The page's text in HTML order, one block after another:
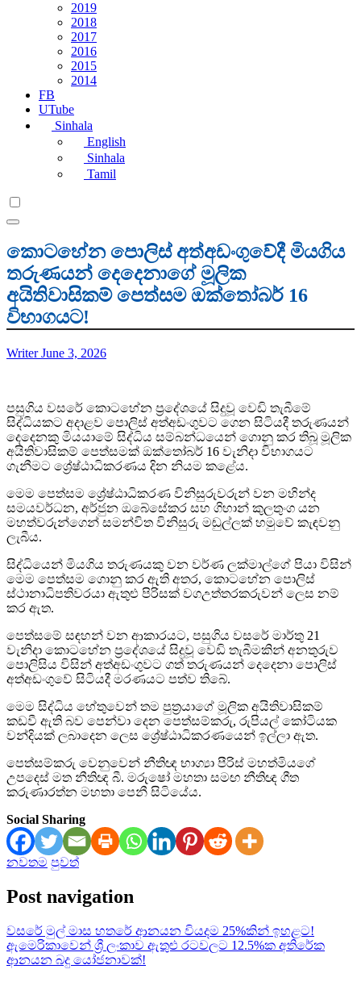
2019
2018
2017
2016
2015
2014
FB
UTube
Sinhala
English
Sinhala
Tamil
කොටහේන පොලිස් අත්අඩංගුවේදී මියගිය
තරුණයන් දෙදෙනාගේ මූලික
අයිතිවාසිකම් පෙත්සම ඔක්තෝබර් 16
විභාගයට!
Writer June 3, 2026
පසුගිය වසරේ කොටහේන ප්‍රදේශයේ සිදුවූ වෙඩි තැබීමේ
සිද්ධියකට අදාළව පොලිස් අත්අඩංගුවට ගෙන සිටියදී තරුණයන්
දෙදෙනකු මියයාමේ සිද්ධිය සම්බන්ධයෙන් ගොනු කර තිබූ මූලික
අයිතිවාසිකම් පෙත්සමක් ඔක්තෝබර් 16 වැනිදා විභාගයට
ගැනීමට ශ්‍රේෂ්ඨාධිකරණය දින නියම කළේය.
මෙම පෙත්සම ශ්‍රේෂ්ඨාධිකරණ විනිසුරුවරුන් වන මහින්ද
සමයවර්ධන, අර්ජුන ඔබේසේකර සහ ගිහාන් කුලතුංග යන
මහත්වරුන්ගෙන් සමන්විත විනිසුරු මඬුල්ලක් හමුවේ කැඳවනු
ලැබීය.
සිද්ධියෙන් මියගිය තරුණයකු වන වර්ණ ලක්මාල්ගේ පියා විසින්
මෙම පෙත්සම ගොනු කර ඇති අතර, කොටහේන පොලිස්
ස්ථානාධිපතිවරයා ඇතුළු පිරිසක් වගඋත්තරකරුවන් ලෙස නම්
කර ඇත.
පෙත්සමේ සඳහන් වන ආකාරයට, පසුගිය වසරේ මාර්තු 21
වැනිදා කොටහේන ප්‍රදේශයේ සිදුවූ වෙඩි තැබීමකින් අනතුරුව
පොලිසිය විසින් අත්අඩංගුවට ගත් තරුණයන් දෙදෙනා පොලිස්
අත්අඩංගුවේ සිටියදී මරණයට පත්ව තිබේ.
මෙම සිද්ධිය හේතුවෙන් තම පුත්‍රයාගේ මූලික අයිතිවාසිකම්
කඩවී ඇති බව පෙන්වා දෙන පෙත්සම්කරු, රුපියල් කෝටියක
වන්දියක් ලබාදෙන ලෙස ශ්‍රේෂ්ඨාධිකරණයෙන් ඉල්ලා ඇත.
පෙත්සම්කරු වෙනුවෙන් නීතිඥ භාග්‍යා පීරිස් මහත්මියගේ
උපදෙස් මත නීතිඥ බී. මරුෂෝ මහතා සමඟ නීතිඥ ගීත
කරුණාරත්න මහතා පෙනී සිටියේය.
Social Sharing
නවතම පුවත්
Post navigation
වසරේ මුල් මාස හතරේ ආනයන වියදම 25%කින් ඉහළට!
ඇමෙරිකාවෙන් ශ්‍රී ලංකාව ඇතුළු රටවලට 12.5%ක අතිරේක
ආනයන බදු යෝජනාවක්!